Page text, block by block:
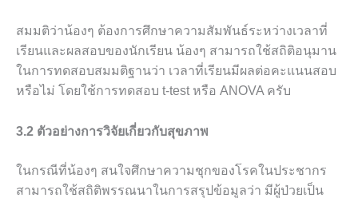
สมมติว่าน้องๆ ต้องการศึกษาความสัมพันธ์ระหว่างเวลาที่
เรียนและผลสอบของนักเรียน น้องๆ สามารถใช้สถิติอนุมาน
ในการทดสอบสมมติฐานว่า เวลาที่เรียนมีผลต่อคะแนนสอบ
หรือไม่ โดยใช้การทดสอบ t-test หรือ ANOVA ครับ
3.2 ตัวอย่างการวิจัยเกี่ยวกับสุขภาพ
ในกรณีที่น้องๆ สนใจศึกษาความชุกของโรคในประชากร
สามารถใช้สถิติพรรณนาในการสรุปข้อมูลว่า มีผู้ป่วยเป็น